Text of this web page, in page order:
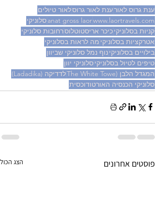
ענת גרוס לאורענת לאור גרוסלאור טיולים
www.laortravels.com
anat gross laorסלוניקי
קניות בסלוניקיכיכר אריסטוטלוסרחובות סלוניקי
אטרקציות בסלוניקי מה לראות בסלוניקי
בילויים בסלוניקינוף נמל סלוניקי שביוון
טיפים לטיול בסלוניקיסלוניקי יוון
המגדל הלבן (The White Towe
לדדיקה (Ladadika)
סלוניקי הכנסיה האורטודוכסית
פוסטים אחרונים הצג הכול